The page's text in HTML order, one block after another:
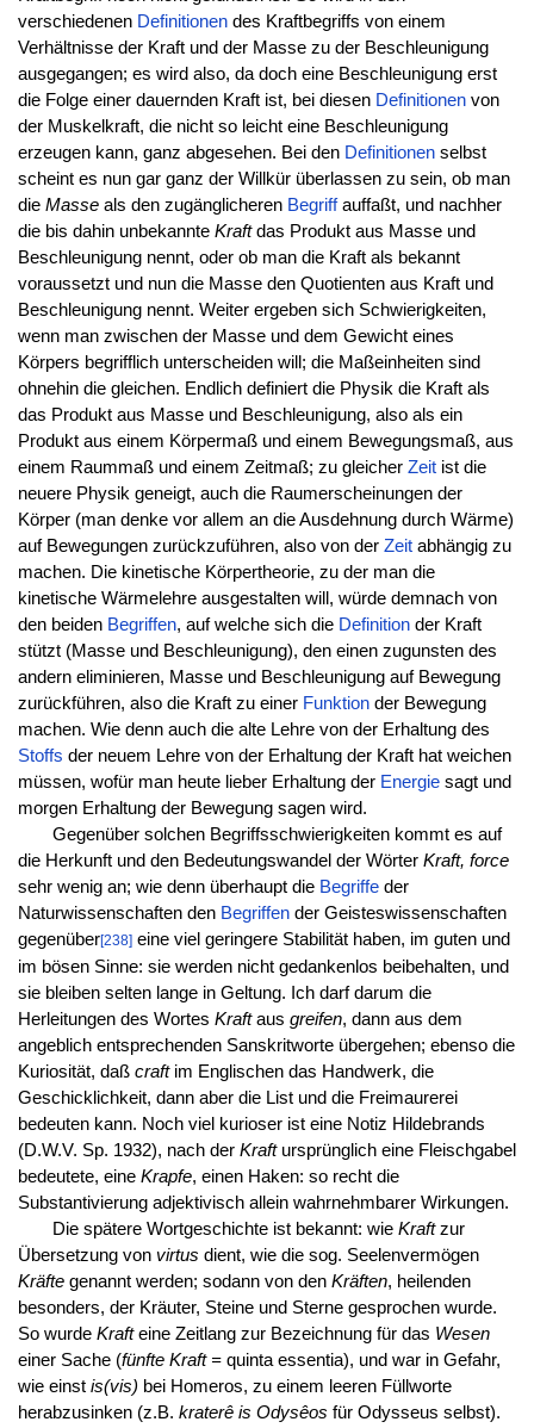
verschiedenen Definitionendes Kraftbegriffs von einem
Verhältnisse der Kraft und der Masse zu der Beschleunigung
ausgegangen; es wird also, da doch eine Beschleunigung erst
die Folge einer dauernden Kraft ist, bei diesen Definitionenvon
der Muskelkraft, die nicht so leicht eine Beschleunigung
erzeugen kann, ganz abgesehen. Bei den Definitionenselbst
scheint es nun gar ganz der Willkür überlassen zu sein, ob man
die Masseals den zugänglicheren Begriffauffaßt, und nachher
die bis dahin unbekannte Kraftdas Produkt aus Masse und
Beschleunigung nennt, oder ob man die Kraft als bekannt
voraussetzt und nun die Masse den Quotienten aus Kraft und
Beschleunigung nennt. Weiter ergeben sich Schwierigkeiten,
wenn man zwischen der Masse und dem Gewicht eines
Körpers begrifflich unterscheiden will; die Maßeinheiten sind
ohnehin die gleichen. Endlich definiert die Physik die Kraft als
das Produkt aus Masse und Beschleunigung, also als ein
Produkt aus einem Körpermaß und einem Bewegungsmaß, aus
einem Raummaß und einem Zeitmaß; zu gleicher Zeitist die
neuere Physik geneigt, auch die Raumerscheinungen der
Körper (man denke vor allem an die Ausdehnung durch Wärme)
auf Bewegungen zurückzuführen, also von der Zeitabhängig zu
machen. Die kinetische Körpertheorie, zu der man die
kinetische Wärmelehre ausgestalten will, würde demnach von
den beiden Begriffen, auf welche sich die Definitionder Kraft
stützt (Masse und Beschleunigung), den einen zugunsten des
andern eliminieren, Masse und Beschleunigung auf Bewegung
zurückführen, also die Kraft zu einer Funktionder Bewegung
machen. Wie denn auch die alte Lehre von der Erhaltung des
Stoffs der neuem Lehre von der Erhaltung der Kraft hat weichen
müssen, wofür man heute lieber Erhaltung der Energiesagt und
morgen Erhaltung der Bewegung sagen wird.
Gegenüber solchen Begriffsschwierigkeiten kommt es auf
die Herkunft und den Bedeutungswandel der Wörter Kraft, force
sehr wenig an; wie denn überhaupt die Begriffeder
Naturwissenschaften den Begriffender Geisteswissenschaften
gegenüber[238]eine viel geringere Stabilität haben, im guten und
im bösen Sinne: sie werden nicht gedankenlos beibehalten, und
sie bleiben selten lange in Geltung. Ich darf darum die
Herleitungen des Wortes Kraftaus greifen, dann aus dem
angeblich entsprechenden Sanskritworte übergehen; ebenso die
Kuriosität, daß craftim Englischen das Handwerk, die
Geschicklichkeit, dann aber die List und die Freimaurerei
bedeuten kann. Noch viel kurioser ist eine Notiz Hildebrands
(D.W.V. Sp. 1932), nach der Kraftursprünglich eine Fleischgabel
bedeutete, eine Krapfe, einen Haken: so recht die
Substantivierung adjektivisch allein wahrnehmbarer Wirkungen.
Die spätere Wortgeschichte ist bekannt: wie Kraftzur
Übersetzung von virtus dient, wie die sog. Seelenvermögen
Kräftegenannt werden; sodann von den Kräften, heilenden
besonders, der Kräuter, Steine und Sterne gesprochen wurde.
So wurde Krafteine Zeitlang zur Bezeichnung für das Wesen
einer Sache (fünfte Kraft =quinta essentia), und war in Gefahr,
wie einst is(vis) bei Homeros, zu einem leeren Füllworte
herabzusinken (z.B. kraterê is Odysêos für Odysseus selbst).